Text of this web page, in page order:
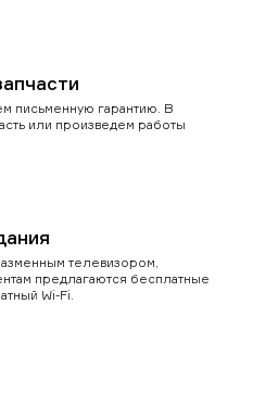
письменную гарантию. В
или произведем работы
телевизором,
предлагаются бесплатные
Wi-Fi.